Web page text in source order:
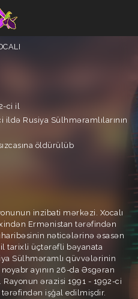
ci il
ildə Rusiya Sülhməramlılarının
öldürülüb
inzibati mərkəzi. Xocalı
Ermənistan tərəfindən
nəticələrinə əsasən
tarixli üçtərəfli bəyanata
Sülhməramlı qüvvələrinin
ayının 26-da Əsgəran
Rayonun ərazisi 1991 - 1992-ci
işğal edilmişdir.